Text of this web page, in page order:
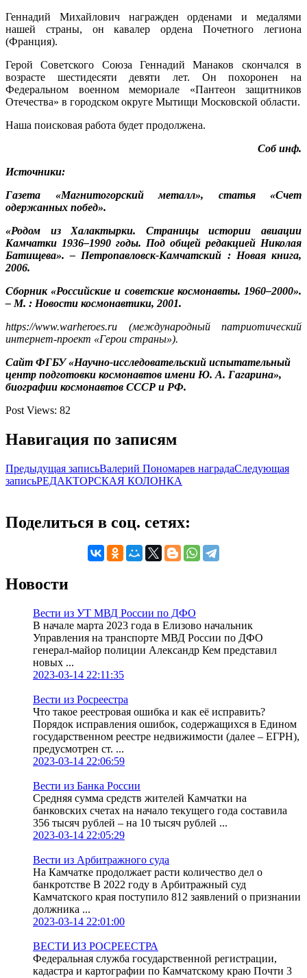
Геннадий Михайлович награжден орденами и медалями
нашей страны, он кавалер ордена Почетного легиона
(Франция).
Герой Советского Союза Геннадий Манаков скончался в
возрасте шестидесяти девяти лет. Он похоронен на
Федеральном военном мемориале «Пантеон защитников
Отечества» в городском округе Мытищи Московской области.
Наша поисковая работа будет продолжена.
Соб инф.
Источники:
Газета «Магнитогорский металл», статья «Счет
одержанных побед».
«Родом из Халактырки. Страницы истории авиации
Камчатки 1936–1990 годы. Под общей редакцией Николая
Батищева». – Петропавловск-Камчатский : Новая книга,
2006.
Сборник «Российские и советские космонавты. 1960–2000».
– М. : Новости космонавтики, 2001.
https://www.warheroes.ru (международный патриотический
интернет-проект «Герои страны»).
Сайт ФГБУ «Научно-исследовательский испытательный
центр подготовки космонавтов имени Ю. А. Гагарина»,
биографии космонавтов СССР и РФ.
Post Views: 82
Навигация по записям
Предыдущая записьВалерий Пономарев наградаСледующая
записьРЕДАКТОРСКАЯ КОЛОНКА
Поделиться в соц. сетях:
Новости
Вести из УТ МВД России по ДФО
В начале марта 2023 года в Елизово начальник
Управления на транспорте МВД России по ДФО
генерал-майор полиции Александр Кем представил
новых ...
2023-03-14 22:11:35
Вести из Росреестра
Что такое реестровая ошибка и как её исправить?
Порядок исправления ошибок, содержащихся в Едином
государственном реестре недвижимости (далее – ЕГРН),
предусмотрен ст. ...
2023-03-14 22:06:59
Вести из Банка России
Средняя сумма средств жителей Камчатки на
банковских счетах на начало текущего года составила
356 тысяч рублей – на 10 тысяч рублей ...
2023-03-14 22:05:29
Вести из Арбитражного суда
На Камчатке продолжает расти количество дел о
банкротстве В 2022 году в Арбитражный суд
Камчатского края поступило 812 заявлений о признании
должника ...
2023-03-14 22:01:00
ВЕСТИ ИЗ РОСРЕЕСТРА
Федеральная служба государственной регистрации,
кадастра и картографии по Камчатскому краю Почти 3